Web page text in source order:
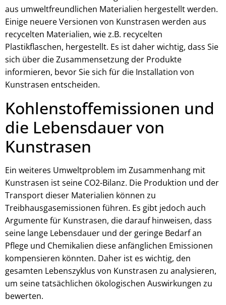
aus umweltfreundlichen Materialien hergestellt werden.
Einige neuere Versionen von Kunstrasen werden aus
recycelten Materialien, wie z.B. recycelten
Plastikflaschen, hergestellt. Es ist daher wichtig, dass Sie
sich über die Zusammensetzung der Produkte
informieren, bevor Sie sich für die Installation von
Kunstrasen entscheiden.
Kohlenstoffemissionen und
die Lebensdauer von
Kunstrasen
Ein weiteres Umweltproblem im Zusammenhang mit
Kunstrasen ist seine CO2-Bilanz. Die Produktion und der
Transport dieser Materialien können zu
Treibhausgasemissionen führen. Es gibt jedoch auch
Argumente für Kunstrasen, die darauf hinweisen, dass
seine lange Lebensdauer und der geringe Bedarf an
Pflege und Chemikalien diese anfänglichen Emissionen
kompensieren könnten. Daher ist es wichtig, den
gesamten Lebenszyklus von Kunstrasen zu analysieren,
um seine tatsächlichen ökologischen Auswirkungen zu
bewerten.